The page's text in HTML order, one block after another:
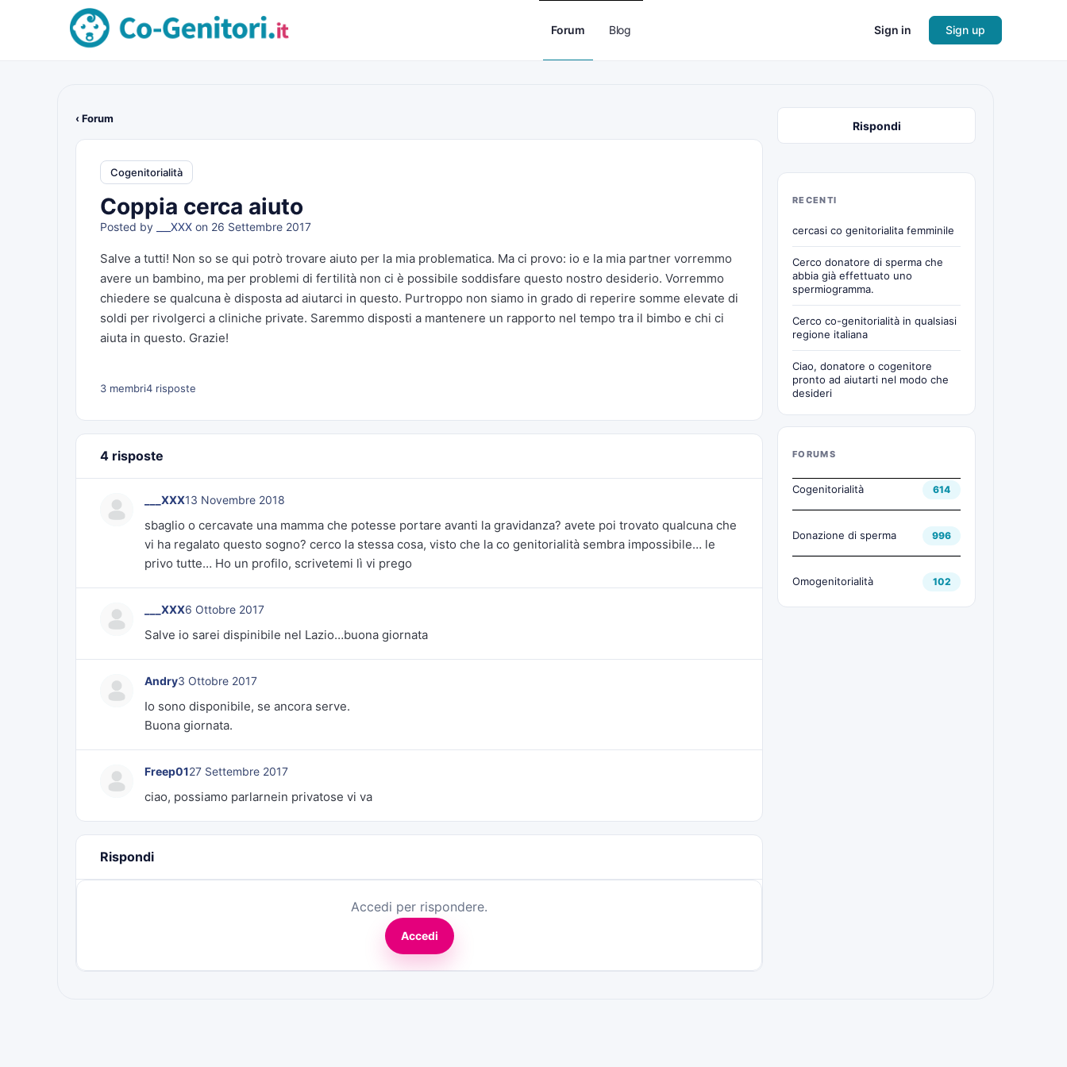
Forum Blog Sign in Sign up
‹ Forum
Cogenitorialità
Coppia cerca aiuto
Posted by ___XXX on 26 Settembre 2017
Salve a tutti! Non so se qui potrò trovare aiuto per la mia problematica. Ma ci provo: io e la mia partner vorremmo
avere un bambino, ma per problemi di fertilità non ci è possibile soddisfare questo nostro desiderio. Vorremmo
chiedere se qualcuna è disposta ad aiutarci in questo. Purtroppo non siamo in grado di reperire somme elevate di
soldi per rivolgerci a cliniche private. Saremmo disposti a mantenere un rapporto nel tempo tra il bimbo e chi ci
aiuta in questo. Grazie!
3 membri4 risposte
4 risposte
___XXX13 Novembre 2018
sbaglio o cercavate una mamma che potesse portare avanti la gravidanza? avete poi trovato qualcuna che
vi ha regalato questo sogno? cerco la stessa cosa, visto che la co genitorialità sembra impossibile… le
privo tutte… Ho un profilo, scrivetemi lì vi prego
___XXX6 Ottobre 2017
Salve io sarei dispinibile nel Lazio…buona giornata
Andry3 Ottobre 2017
Io sono disponibile, se ancora serve.
Buona giornata.
Freep0127 Settembre 2017
ciao, possiamo parlarnein privatose vi va
Rispondi
Accedi per rispondere.
Accedi
Rispondi
RECENTI
cercasi co genitorialita femminile
Cerco donatore di sperma che
abbia già effettuato uno
spermiogramma.
Cerco co-genitorialità in qualsiasi
regione italiana
Ciao, donatore o cogenitore
pronto ad aiutarti nel modo che
desideri
FORUMS
Cogenitorialità 614
Donazione di sperma 996
Omogenitorialità 102